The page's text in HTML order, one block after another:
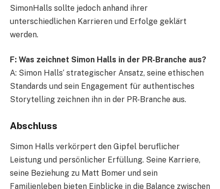
SimonHalls sollte jedoch anhand ihrer
unterschiedlichen Karrieren und Erfolge geklärt
werden.
F: Was zeichnet Simon Halls in der PR-Branche aus?
A: Simon Halls‘ strategischer Ansatz, seine ethischen
Standards und sein Engagement für authentisches
Storytelling zeichnen ihn in der PR-Branche aus.
Abschluss
Simon Halls verkörpert den Gipfel beruflicher
Leistung und persönlicher Erfüllung. Seine Karriere,
seine Beziehung zu Matt Bomer und sein
Familienleben bieten Einblicke in die Balance zwischen